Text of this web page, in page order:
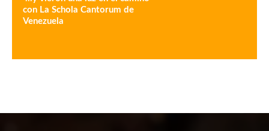
con La Schola Cantorum de
Venezuela